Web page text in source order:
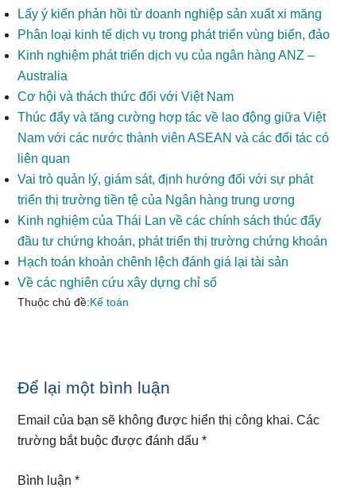
Lấy ý kiến phản hồi từ doanh nghiệp sản xuất xi măng
Phân loại kinh tế dịch vụ trong phát triển vùng biển, đảo
Kinh nghiệm phát triển dịch vụ của ngân hàng ANZ –
Australia
Cơ hội và thách thức đối với Việt Nam
Thúc đẩy và tăng cường hợp tác về lao động giữa Việt
Nam với các nước thành viên ASEAN và các đối tác có
liên quan
Vai trò quản lý, giám sát, định hướng đối với sự phát
triển thị trường tiền tệ của Ngân hàng trung ương
Kinh nghiệm của Thái Lan về các chính sách thúc đẩy
đầu tư chứng khoán, phát triển thị trường chứng khoán
Hạch toán khoản chênh lệch đánh giá lại tài sản
Về các nghiên cứu xây dựng chỉ số
Thuộc chủ đề:Kế toán
Reader
Interactions
Để lại một bình luận
Email của bạn sẽ không được hiển thị công khai. Các
trường bắt buộc được đánh dấu*
Bình luận*